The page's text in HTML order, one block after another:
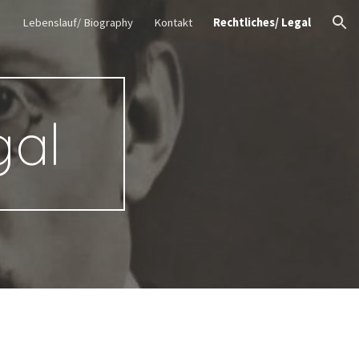
Lebenslauf/ Biography Kontakt Rechtliches/ Legal